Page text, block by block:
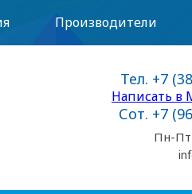
Производители
Тел. +7
Написать в
Сот. +7
Пн-Пт